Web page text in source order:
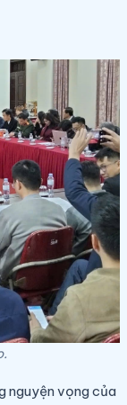
nguyện vọng của